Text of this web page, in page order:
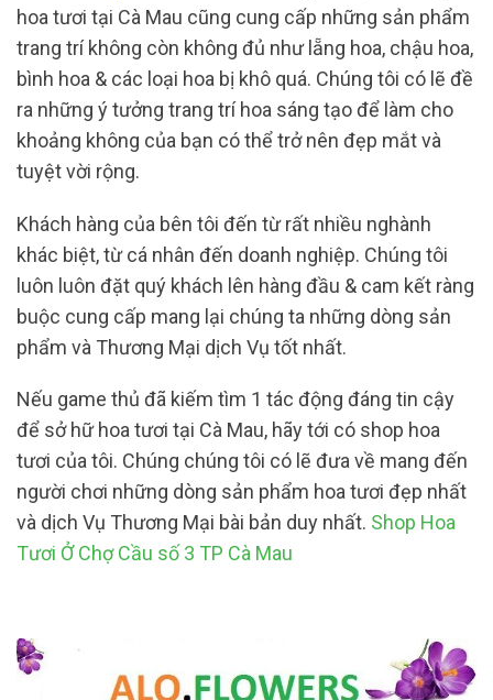
hoa tươi tại Cà Mau cũng cung cấp những sản phẩm
trang trí không còn không đủ như lẵng hoa, chậu hoa,
bình hoa & các loại hoa bị khô quá. Chúng tôi có lẽ đề
ra những ý tưởng trang trí hoa sáng tạo để làm cho
khoảng không của bạn có thể trở nên đẹp mắt và
tuyệt vời rộng.
Khách hàng của bên tôi đến từ rất nhiều nghành
khác biệt, từ cá nhân đến doanh nghiệp. Chúng tôi
luôn luôn đặt quý khách lên hàng đầu & cam kết ràng
buộc cung cấp mang lại chúng ta những dòng sản
phẩm và Thương Mại dịch Vụ tốt nhất.
Nếu game thủ đã kiếm tìm 1 tác động đáng tin cậy
để sở hữ hoa tươi tại Cà Mau, hãy tới có shop hoa
tươi của tôi. Chúng chúng tôi có lẽ đưa về mang đến
người chơi những dòng sản phẩm hoa tươi đẹp nhất
và dịch Vụ Thương Mại bài bản duy nhất. Shop Hoa
Tươi Ở Chợ Cầu số 3 TP Cà Mau